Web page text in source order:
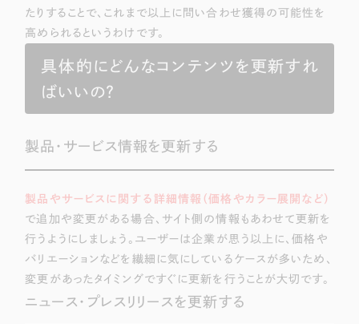
たりすることで、これまで以上に問い合わせ獲得の可能性を
高められるというわけです。
具体的にどんなコンテンツを更新すれ
ばいいの？
製品・サービス情報を更新する
製品やサービスに関する詳細情報（価格やカラー展開など）
で追加や変更がある場合、サイト側の情報もあわせて更新を
行うようにしましょう。ユーザーは企業が思う以上に、価格や
バリエーションなどを繊細に気にしているケースが多いため、
変更があったタイミングですぐに更新を行うことが大切です。
ニュース・プレスリリースを更新する